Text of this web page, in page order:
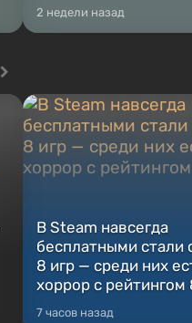
2 недели назад
В Steam навсегда
бесплатными стали
8 игр — среди них
хоррор с рейтингом
7 часов назад